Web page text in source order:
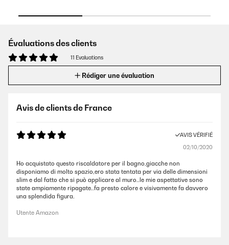
Évaluations des clients
11 Evaluations
Rédiger une évaluation
Avis de clients de France
AVIS VÉRIFIÉ
02/10/2020
Ho acquistato questo riscaldatore per il bagno,giacche non
disponiamo di molto spazio,ero stata tentata per via delle dimensioni
slim e dal fatto che si può applicare al muro..le mie aspettative sono
state ampiamente ripagate..fa presto calore e visivamente fa davvero
una splendida figura.
Utente Amazon